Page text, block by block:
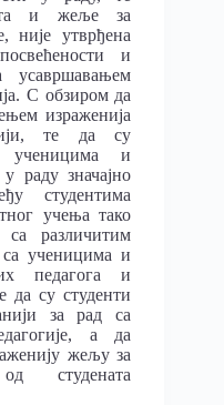
и жеље за
није утврђена
и
С обзиром да
израженија
те да су
ученицима и
раду значајно
студентима
учења тако
различитим
ученицима и
педагога и
да су студенти
за рад са
а да
жељу за
студената